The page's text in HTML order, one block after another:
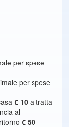
per spese
per spese
€ 10 a tratta
al
€ 50